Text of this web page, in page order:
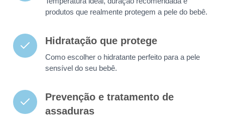
produtos que realmente protegem a pele do bebê.
Hidratação que protege
Como escolher o hidratante perfeito para a pele
sensível do seu bebê.
Prevenção e tratamento de
assaduras